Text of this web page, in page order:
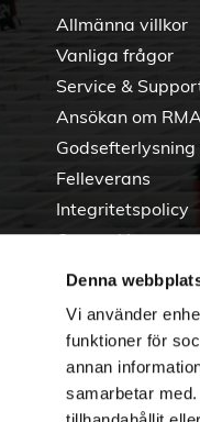
Denna
Vi använder
funktioner för
annan
samarbetar
Allmänna villkor
Vanliga frågor
Service &
Ansökan om
Godsefterlysning
Felleverans
Integritetspolicy
Om cookies